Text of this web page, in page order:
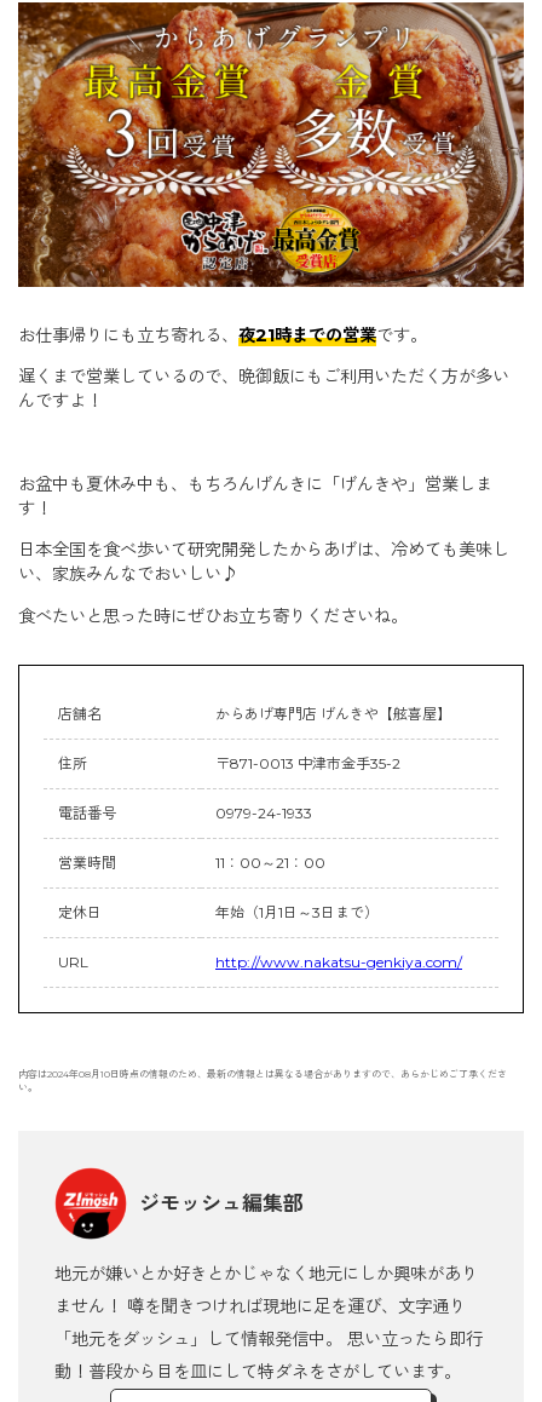
お仕事帰りにも立ち寄れる、 夜21時までの営業です。
遅くまで営業しているので、晩御飯にもご利用いただく方が多い
んですよ！
お盆中も夏休み中も、もちろんげんきに「げんきや」営業しま
す！
日本全国を食べ歩いて研究開発したからあげは、冷めても美味し
い、家族みんなでおいしい♪
食べたいと思った時にぜひお立ち寄りくださいね。
店舗名 からあげ専門店 げんきや【舷喜屋】
住所 〒871-0013 中津市金手35-2
電話番号 0979-24-1933
営業時間 11：00～21：00
定休日 年始（1月1日～3日まで）
URL http://www.nakatsu-genkiya.com/
内容は2024年08月10日時点の情報のため、最新の情報とは異なる場合がありますので、あらかじめご了承くださ
い。
ジモッシュ編集部
地元が嫌いとか好きとかじゃなく地元にしか興味があり
ません！ 噂を聞きつければ現地に足を運び、文字通り
「地元をダッシュ」して情報発信中。 思い立ったら即行
動！普段から目を皿にして特ダネをさがしています。